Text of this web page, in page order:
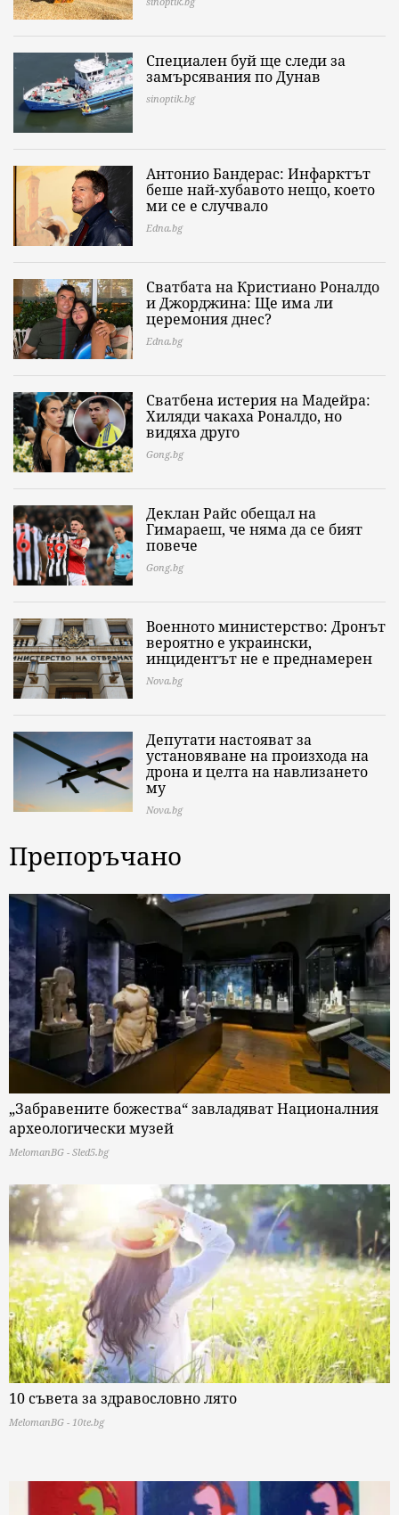
Специален буй ще следи за
замърсявания по Дунав
sinoptik.bg
Антонио Бандерас: Инфарктът
беше най-хубавото нещо, което
ми се е случвало
Edna.bg
Сватбата на Кристиано Роналдо
и Джорджина: Ще има ли
церемония днес?
Edna.bg
Сватбена истерия на Мадейра:
Хиляди чакаха Роналдо, но
видяха друго
Gong.bg
Деклан Райс обещал на
Гимараеш, че няма да се бият
повече
Gong.bg
Военното министерство: Дронът
вероятно е украински,
инцидентът не е преднамерен
Nova.bg
Депутати настояват за
установяване на произхода на
дрона и целта на навлизането
му
Nova.bg
Препоръчано
„Забравените божества“ завладяват Националния
археологически музей
MelomanBG - Sled5.bg
10 съвета за здравословно лято
MelomanBG - 10te.bg